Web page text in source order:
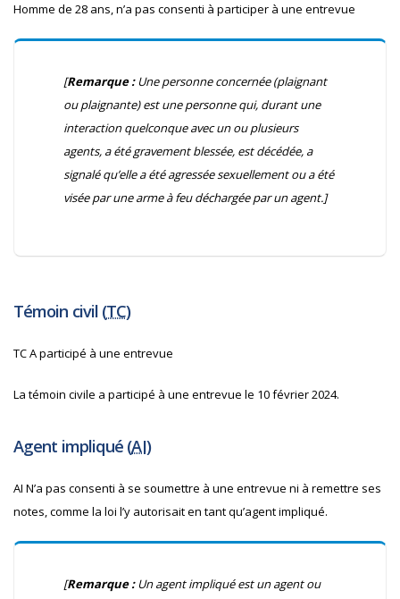
Homme de 28 ans, n’a pas consenti à participer à une entrevue
[Remarque :Une personne concernée (plaignant
ou plaignante) est une personne qui, durant une
interaction quelconque avec un ou plusieurs
agents, a été gravement blessée, est décédée, a
signalé qu’elle a été agressée sexuellement ou a été
visée par une arme à feu déchargée par un agent.]
Témoin civil (TC)
TC A participé à une entrevue
La témoin civile a participé à une entrevue le 10 février 2024.
Agent impliqué (AI)
AI N’a pas consenti à se soumettre à une entrevue ni à remettre ses
notes, comme la loi l’y autorisait en tant qu’agent impliqué.
[Remarque :Un agent impliqué est un agent ou